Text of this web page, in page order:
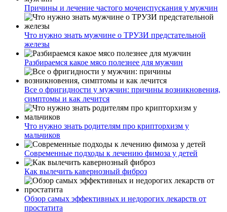
Причины и лечение частого мочеиспускания у мужчин
Что нужно знать мужчине о ТРУЗИ предстательной
железы
Разбираемся какое мясо полезнее для мужчин
Все о фригидности у мужчин: причины возникновения,
симптомы и как лечится
Что нужно знать родителям про крипторхизм у
мальчиков
Современные подходы к лечению фимоза у детей
Как вылечить кавернозный фиброз
Обзор самых эффективных и недорогих лекарств от
простатита